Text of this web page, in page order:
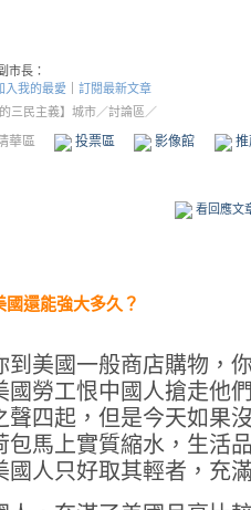
市長：
入我的最愛
訂閱最新文章
的三民主義】城市／討論區／
華區 投票區 影像館
看回應文
國還能強大多久？
到美國一般商店購物，
國勞工恨中國人搶走他
聲四起，但是今天如果
包馬上實質縮水，生活
國人只好取其輕者，充